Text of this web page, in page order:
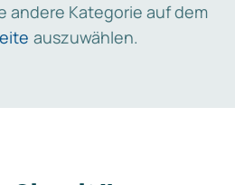
andere Kategorie auf dem
auszuwählen.